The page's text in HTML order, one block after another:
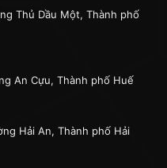
Thủ Dầu Một, Thành phố
An Cựu, Thành phố Huế
Hải An, Thành phố Hải